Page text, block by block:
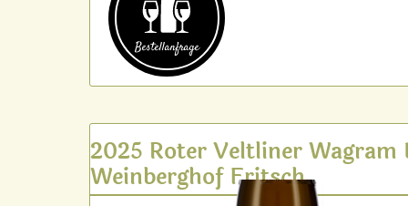
Bestell­anfrage
2025 Roter Veltliner Wagram
Weinberghof Fritsch